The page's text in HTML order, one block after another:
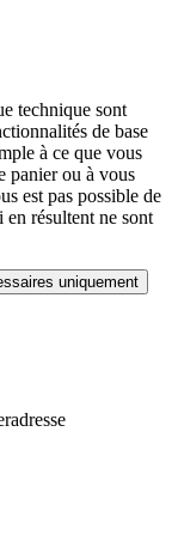
technique sont
de base
à ce que vous
panier ou à vous
est pas possible de
en résultent ne sont
uniquement